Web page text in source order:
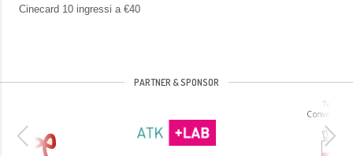
Cinecard 10 ingressi a €40
PARTNER & SPONSOR